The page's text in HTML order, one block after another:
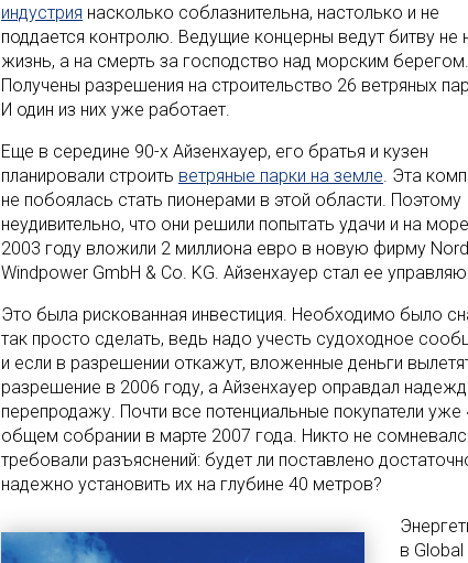
индустрия насколько соблазнительна, настолько и не
поддается контролю. Ведущие концерны ведут битву не
жизнь, а на смерть за господство над морским берегом.
Получены разрешения на строительство 26 ветряных
И один из них уже работает.
Еще в середине 90-х Айзенхауер, его братья и кузен
планировали строить ветряные парки на земле. Эта
не побоялась стать пионерами в этой области. Поэтому
неудивительно, что они решили попытать удачи и на
2003 году вложили 2 миллиона евро в новую фирму
Windpower GmbH & Co. KG. Айзенхауер стал ее
Это была рискованная инвестиция. Необходимо было
так просто сделать, ведь надо учесть судоходное
и если в разрешении откажут, вложенные деньги
разрешение в 2006 году, а Айзенхауер оправдал
перепродажу. Почти все потенциальные покупатели
общем собрании в марте 2007 года. Никто не
требовали разъяснений: будет ли поставлено
надежно установить их на глубине 40 метров?
в